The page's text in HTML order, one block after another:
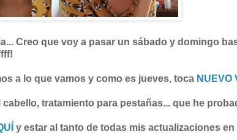
Creo que voy a pasar un sábado y domingo
a lo que vamos y como es jueves, toca NUEVO
tratamiento para pestañas... que he
y estar al tanto de todas mis actualizaciones en